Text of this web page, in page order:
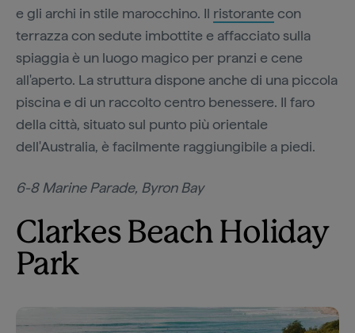
e gli archi in stile marocchino. Il ristorante con
terrazza con sedute imbottite e affacciato sulla
spiaggia è un luogo magico per pranzi e cene
all'aperto. La struttura dispone anche di una piccola
piscina e di un raccolto centro benessere. Il faro
della città, situato sul punto più orientale
dell'Australia, è facilmente raggiungibile a piedi.
6-8 Marine Parade, Byron Bay
Clarkes Beach Holiday
Park